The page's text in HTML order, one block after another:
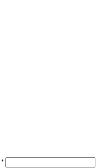
*Påkrævet